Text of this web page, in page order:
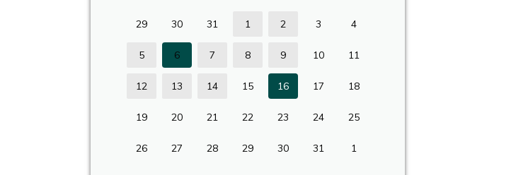
29 30 31 1 2 3 4
5 6 7 8 9 10 11
12 13 14 15 16 17 18
19 20 21 22 23 24 25
26 27 28 29 30 31 1